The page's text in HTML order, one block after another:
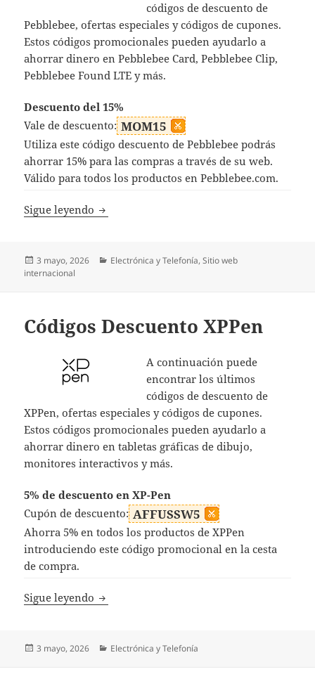
códigos de descuento de
Pebblebee, ofertas especiales y códigos de cupones.
Estos códigos promocionales pueden ayudarlo a
ahorrar dinero en Pebblebee Card, Pebblebee Clip,
Pebblebee Found LTE y más.
Descuento del 15%
Vale de descuento: MOM15
Utiliza este código descuento de Pebblebee podrás
ahorrar 15% para las compras a través de su web.
Válido para todos los productos en Pebblebee.com.
Sigue leyendo Códigos Descuento Pebblebee
Publicado
el
3 mayo, 2026 Categorías
Electrónica y Telefonía,Sitio web
internacional
Códigos Descuento XPPen
A continuación puede
encontrar los últimos
códigos de descuento de
XPPen, ofertas especiales y códigos de cupones.
Estos códigos promocionales pueden ayudarlo a
ahorrar dinero en tabletas gráficas de dibujo,
monitores interactivos y más.
5% de descuento en XP-Pen
Cupón de descuento: AFFUSSW5
Ahorra 5% en todos los productos de XPPen
introduciendo este código promocional en la cesta
de compra.
Sigue leyendo Códigos Descuento XPPen
Publicado
3 mayo, 2026 Categorías
Electrónica y Telefonía